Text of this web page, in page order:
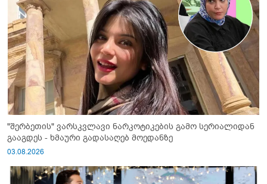
"შერბეთის" ვარსკვლავი ნარკოტიკების გამო სერიალიდან
გააგდეს - ხმაური გადასაღებ მოედანზე
03.08.2026